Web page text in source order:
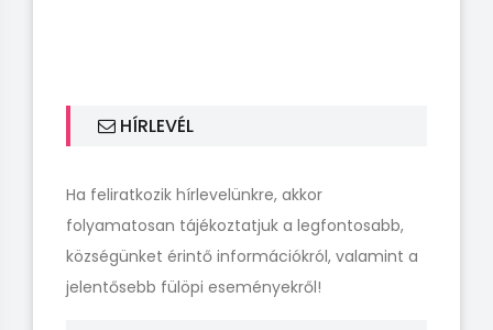
HÍRLEVÉL
Ha feliratkozik hírlevelünkre, akkor
folyamatosan tájékoztatjuk a legfontosabb,
községünket érintő információkról, valamint a
jelentősebb fülöpi eseményekről!